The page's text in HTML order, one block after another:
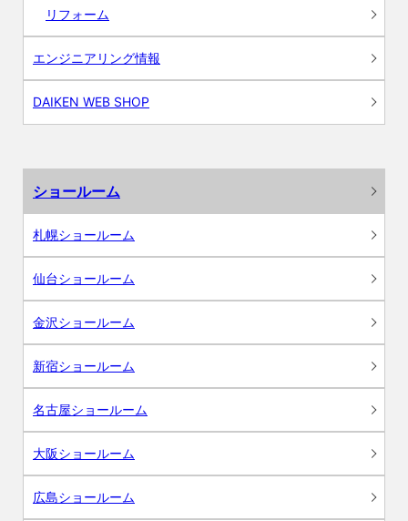
リフォーム
エンジニアリング情報
DAIKEN WEB SHOP
ショールーム
札幌ショールーム
仙台ショールーム
金沢ショールーム
新宿ショールーム
名古屋ショールーム
大阪ショールーム
広島ショールーム